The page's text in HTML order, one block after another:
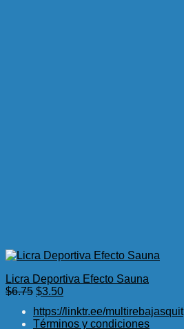
Licra Deportiva Efecto Sauna
$6.75 El
original
$3.50El
actual
https://linktr.ee/multirebajasquit
Términos y condiciones